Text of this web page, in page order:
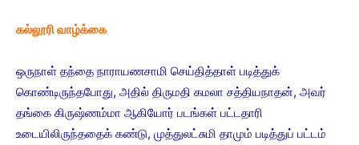
கல்லூரி வாழ்க்கை
ஒருநாள் தந்தை நாராயணசாமி செய்தித்தாள் படித்துக்
கொண்டிருந்தபோது, அதில் திருமதி கமலா சத்தியநாதன், அவர்
தங்கை கிருஷ்ணம்மா ஆகியோர் படங்கள் பட்டதாரி
உடையிலிருந்ததைக் கண்டு, முத்துலட்சுமி தாமும் படித்துப் பட்டம்